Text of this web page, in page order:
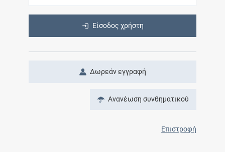
Είσοδος χρήστη
Δωρεάν εγγραφή
Ανανέωση συνθηματικού
Επιστροφή